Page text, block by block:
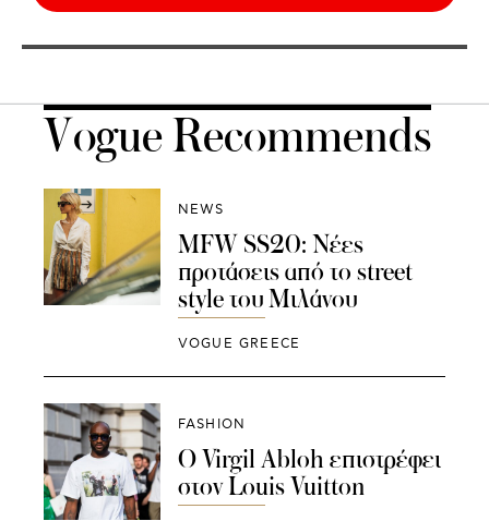
Vogue Recommends
NEWS
MFW SS20: Νέες
προτάσεις από το street
style του Μιλάνου
VOGUE GREECE
FASHION
Ο Virgil Abloh επιστρέφει
στον Louis Vuitton